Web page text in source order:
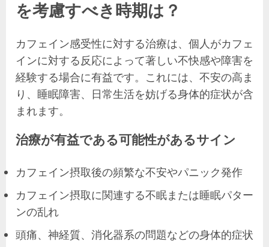
を考慮すべき時期は？
カフェイン感受性に対する治療は、個人がカフェ
インに対する反応によって著しい不快感や障害を
経験する場合に有益です。これには、不安の高ま
り、睡眠障害、日常生活を妨げる身体的症状が含
まれます。
治療が有益である可能性があるサイン
カフェイン摂取後の頻繁な不安やパニック発作
カフェイン摂取に関連する不眠または睡眠パター
ンの乱れ
頭痛、神経質、消化器系の問題などの身体的症状